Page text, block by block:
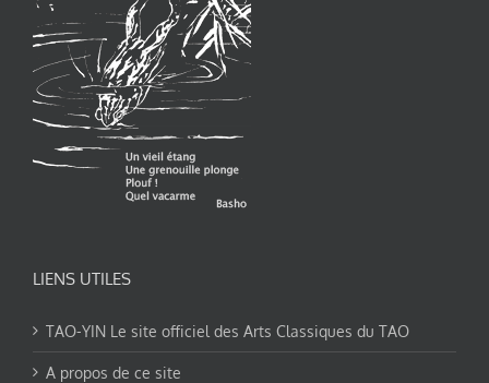
LIENS UTILES
TAO-YIN Le site officiel des Arts Classiques du TAO
A propos de ce site